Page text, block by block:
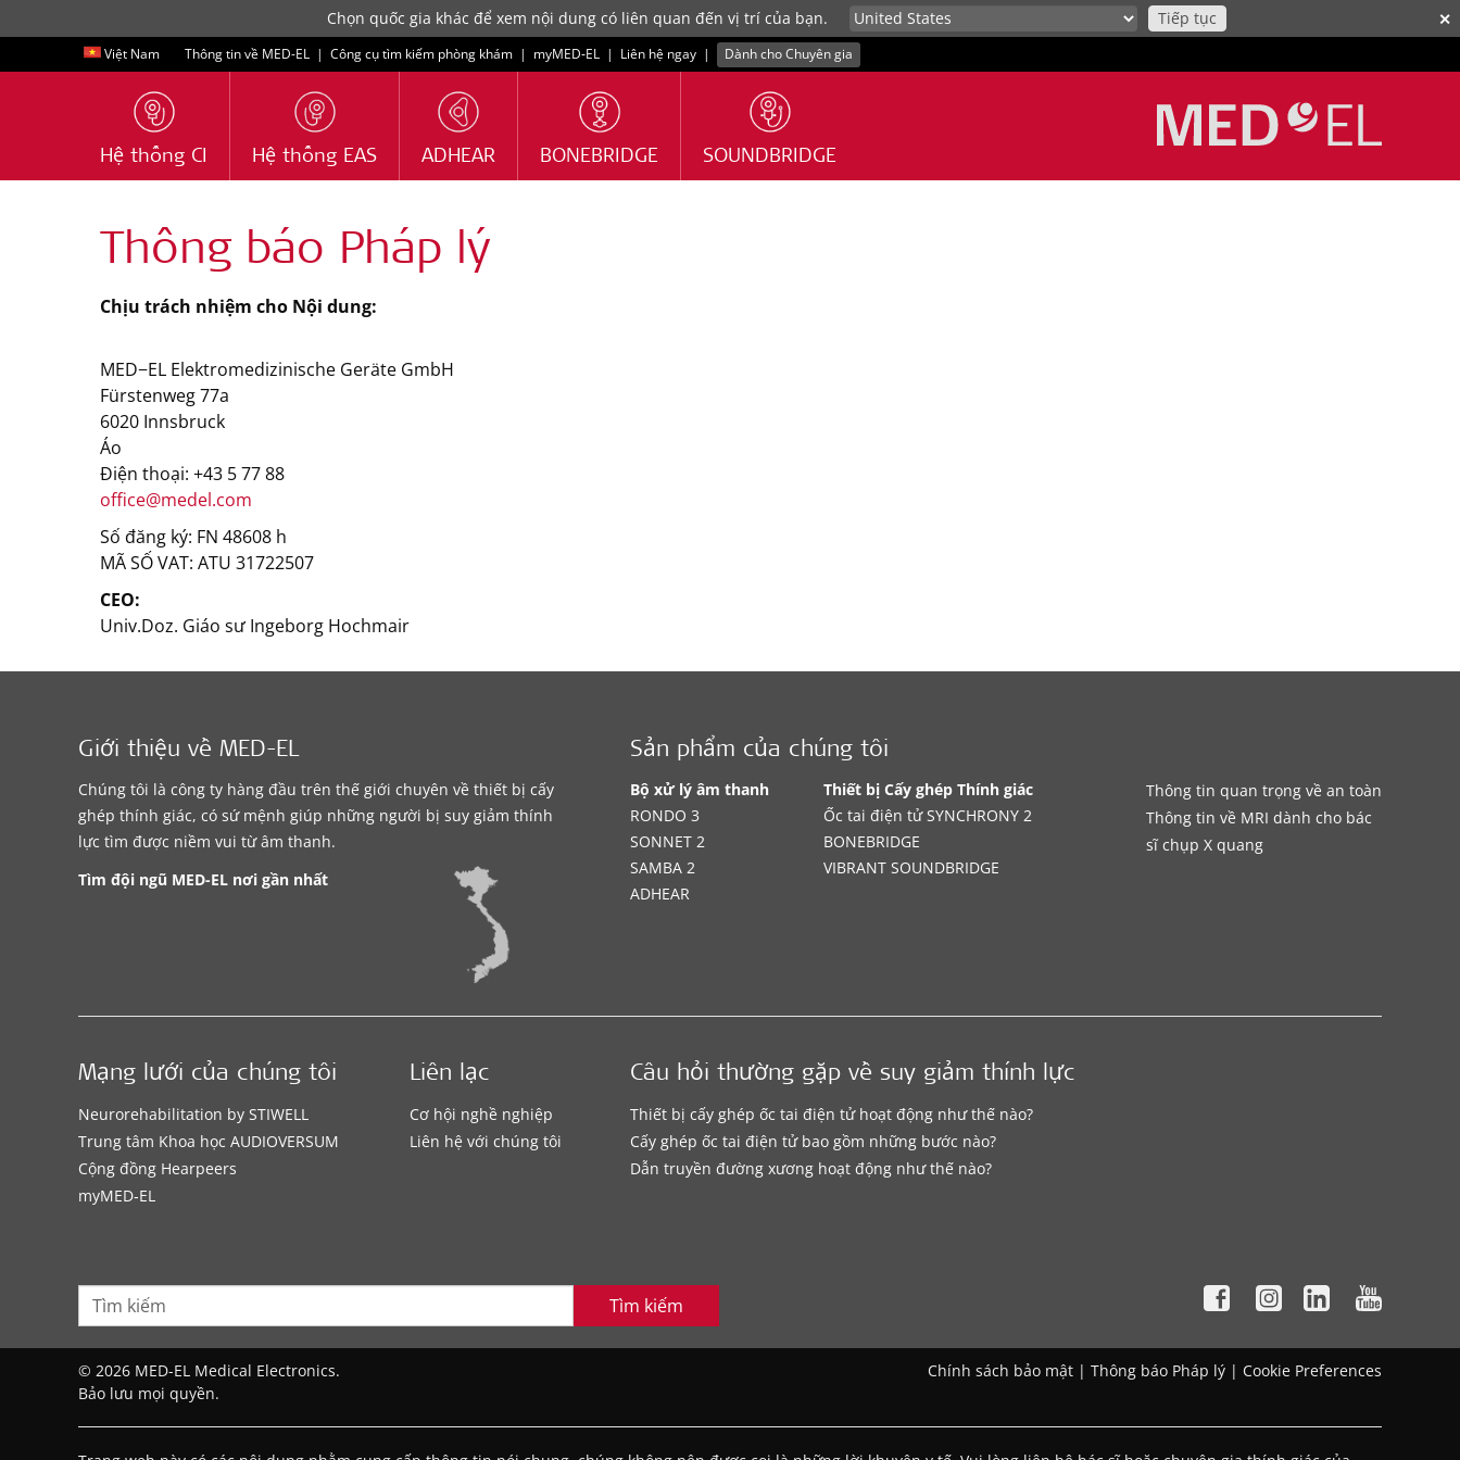
✕
Chọn quốc gia khác để xem nội dung có liên quan đến vị trí của bạn. Tiếp tục
Việt Nam Thông tin về MED-EL | Công cụ tìm kiếm phòng khám | myMED‑EL | Liên hệ ngay | Dành cho Chuyên gia
Hệ thống CI Hệ thống EAS ADHEAR BONEBRIDGE SOUNDBRIDGE
Thông báo Pháp lý
Chịu trách nhiệm cho Nội dung:
MED−EL Elektromedizinische Geräte GmbH
Fürstenweg 77a
6020 Innsbruck
Áo
Điện thoại: +43 5 77 88
office@medel.com
Số đăng ký: FN 48608 h
MÃ SỐ VAT: ATU 31722507
CEO:
Univ.Doz. Giáo sư Ingeborg Hochmair
Giới thiệu về MED-EL
Chúng tôi là công ty hàng đầu trên thế giới chuyên về thiết bị cấy
ghép thính giác, có sứ mệnh giúp những người bị suy giảm thính
lực tìm được niềm vui từ âm thanh.
Tìm đội ngũ MED-EL nơi gần nhất
Sản phẩm của chúng tôi
Bộ xử lý âm thanh
RONDO 3
SONNET 2
SAMBA 2
ADHEAR
Thiết bị Cấy ghép Thính giác
Ốc tai điện tử SYNCHRONY 2
BONEBRIDGE
VIBRANT SOUNDBRIDGE
Thông tin quan trọng về an toàn
Thông tin về MRI dành cho bác
sĩ chụp X quang
Câu hỏi thường gặp về suy giảm thính lực
Thiết bị cấy ghép ốc tai điện tử hoạt động như thế nào?
Cấy ghép ốc tai điện tử bao gồm những bước nào?
Dẫn truyền đường xương hoạt động như thế nào?
Mạng lưới của chúng tôi
Neurorehabilitation by STIWELL
Trung tâm Khoa học AUDIOVERSUM
Cộng đồng Hearpeers
myMED‑EL
Liên lạc
Cơ hội nghề nghiệp
Liên hệ với chúng tôi
Tìm kiếm
© 2026 MED-EL Medical Electronics.
Bảo lưu mọi quyền.
Chính sách bảo mật | Thông báo Pháp lý | Cookie Preferences